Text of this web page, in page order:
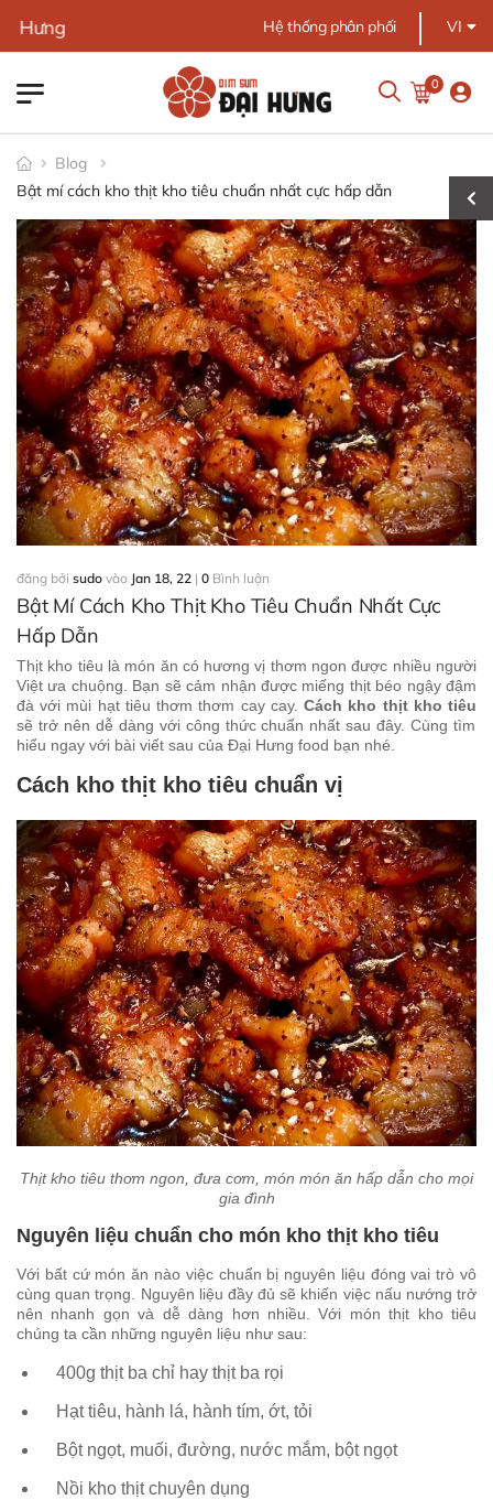
Chào mừng bạn
Hệ thống phân phối VI
0
Blog
Bật mí cách kho thịt kho tiêu chuẩn nhất cực hấp dẫn
đăng bởi sudo vào Jan 18, 22 | 0 Bình luận
Bật Mí Cách Kho Thịt Kho Tiêu Chuẩn Nhất Cực
Hấp Dẫn
Thịt kho tiêu là món ăn có hương vị thơm ngon được nhiều người
Việt ưa chuộng. Bạn sẽ cảm nhận được miếng thịt béo ngậy đậm
đà với mùi hạt tiêu thơm thơm cay cay.Cách kho thịt kho tiêu
sẽ trở nên dễ dàng với công thức chuẩn nhất sau đây. Cùng tìm
hiểu ngay với bài viết sau của Đại Hưng food bạn nhé.
Cách kho thịt kho tiêu chuẩn vị
Thịt kho tiêu thơm ngon, đưa cơm, món món ăn hấp dẫn cho mọi
gia đình
Nguyên liệu chuẩn cho món kho thịt kho tiêu
Với bất cứ món ăn nào việc chuẩn bị nguyên liệu đóng vai trò vô
cùng quan trọng. Nguyên liệu đầy đủ sẽ khiến việc nấu nướng trở
nên nhanh gọn và dễ dàng hơn nhiều. Với món thịt kho tiêu
chúng ta cần những nguyên liệu như sau:
400g thịt ba chỉ hay thịt ba rọi
Hạt tiêu, hành lá, hành tím, ớt, tỏi
Bột ngọt, muối, đường, nước mắm, bột ngọt
Nồi kho thịt chuyên dụng